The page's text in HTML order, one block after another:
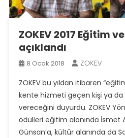
ZOKEV 2017 Eğitim
açıklandı
8 Ocak 2018
ZOKEV
ZOKEV bu yıldan itibaren
kente hizmeti geçen kişi ya
vereceğini duyurdu. ZOKEV
ödülleri eğitim alanında İsmet
Günsan’a, kültür alanında da